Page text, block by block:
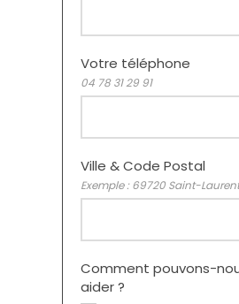
Votre téléphone
04 78 31 29 91
Ville & Code Postal
Exemple : 69720 Saint-
Comment pouvons-
aider ?